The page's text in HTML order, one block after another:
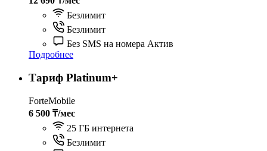
Безлимит
Безлимит
Без SMS на номера Актив
Подробнее
Тариф Platinum+
ForteMobile
6 500 ₸/мес
25 ГБ интернета
Безлимит